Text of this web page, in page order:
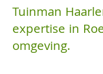
Tuinman
expertise in
omgeving.